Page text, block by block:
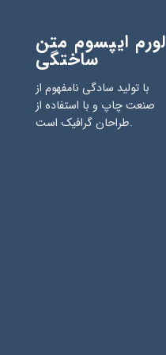
لورم ایپسوم متن
ساختگی
با تولید سادگی نامفهوم از
صنعت چاپ و با استفاده از
طراحان گرافیک است.